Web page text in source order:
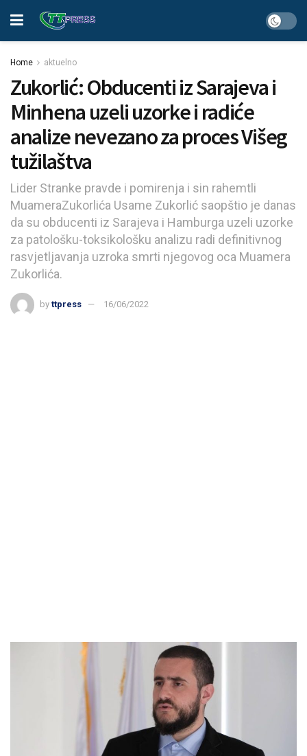
Home aktuelno
Zukorlić: Obducenti iz Sarajeva i
Minhena uzeli uzorke i radiće
analize nevezano za proces Višeg
tužilaštva
Lider Stranke pravde i pomirenja i sin rahemtli
MuameraZukorlića Usame Zukorlić saopštio je danas
da su obducenti iz Sarajeva i Hamburga uzeli uzorke
za patološku-toksikološku analizu radi definitivnog
rasvjetljavanja uzroka smrti njegovog oca Muamera
Zukorlića.
by ttpress 16/06/2022